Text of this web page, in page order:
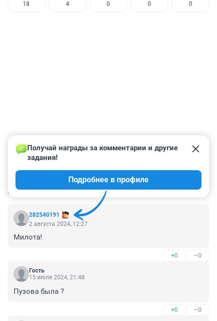
18 4 0 0 0
КОММЕНТАРИИ 14
282540191
Получай награды за комментарии и другие
задания!
Подробнее в профиле
2 августа 2024, 12:27
Милота!
+0 –0
Гость
15 июля 2024, 21:48
Пузова была ?
+0 –0